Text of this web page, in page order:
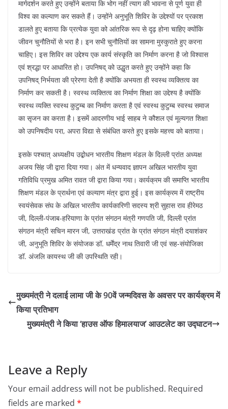
मार्गदर्शन करते हुए उन्होंने बताया कि भोग नहीं त्याग की भावना से पूर्ण युवा ही
विश्व का कल्याण कर सकते हैं। उन्होंने अनुभूति शिविर के उद्देश्यों पर प्रकाश
डालते हुए बताया कि प्रत्येक युवा को आंतरिक रूप से दृढ़ होना चाहिए क्योंकि
जीवन चुनौतियों से भरा है। इन सभी चुनौतियों का सामना मुस्कुराते हुए करना
चाहिए। इस शिविर का उद्देश्य एक कार्य संस्कृति का निर्माण करना है जो विश्वास
एवं श्रद्धा पर आधारित हो। उपनिषद् को उद्धृत करते हुए उन्होंने कहा कि
उपनिषद् निर्भयता की प्रेरणा देती है क्योंकि अभयता ही स्वस्थ व्यक्तित्व का
निर्माण कर सकती है। स्वस्थ व्यक्तित्व का निर्माण शिक्षा का उद्देश्य है क्योंकि
स्वस्थ व्यक्ति स्वस्थ कुटुम्ब का निर्माण करता है एवं स्वस्थ कुटुम्ब स्वस्थ समाज
का सृजन का करता है। इसमें आदरणीय भाई साहब ने कौशल एवं मूल्यगत शिक्षा
को उपनिषदीय परा, अपरा विद्या से संबंधित करते हुए इसके महत्त्व को बताया।
इसके पश्चात् अध्यक्षीय उद्बोधन भारतीय शिक्षण मंडल के दिल्ली प्रांत अध्यक्ष
अजय सिंह जी द्वारा दिया गया। अंत में धन्यवाद ज्ञापन अखिल भारतीय युवा
गतिविधि प्रमुख अमित रावत जी द्वारा किया गया। कार्यक्रम की समाप्ति भारतीय
शिक्षण मंडल के प्रार्थना एवं कल्याण मंत्र द्वारा हुई। इस कार्यक्रम में राष्ट्रीय
स्वयंसेवक संघ के अखिल भारतीय कार्यकारिणी सदस्य श्री सुहास राव हीरेमठ
जी, दिल्ली-पंजाब-हरियाणा के प्रांत संगठन मंत्री गणपति जी, दिल्ली प्रांत
संगठन मंत्री सचिन मारन जी, उत्तराखंड प्रांत के प्रांत संगठन मंत्री दयाशंकर
जी, अनुभूति शिविर के संयोजक डॉ. धर्मेंद्र नाथ तिवारी जी एवं सह-संयोजिका
डॉ. अंजलि कायस्थ जी की उपस्थिति रही।
मुख्यमंत्री ने दलाई लामा जी के 90वें जन्मदिवस के अवसर पर कार्यक्रम में
किया प्रतिभाग
मुख्यमंत्री ने किया ‘हाउस ऑफ हिमालयाज’ आउटलेट का उद्घाटन
Leave a Reply
Your email address will not be published. Required
fields are marked *